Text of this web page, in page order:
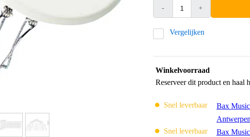
- +
Vergelijken
Winkelvoorraad
Reserveer dit product en haal
Snel leverbaar
Bax
Antwerpen
Snel leverbaar Bax